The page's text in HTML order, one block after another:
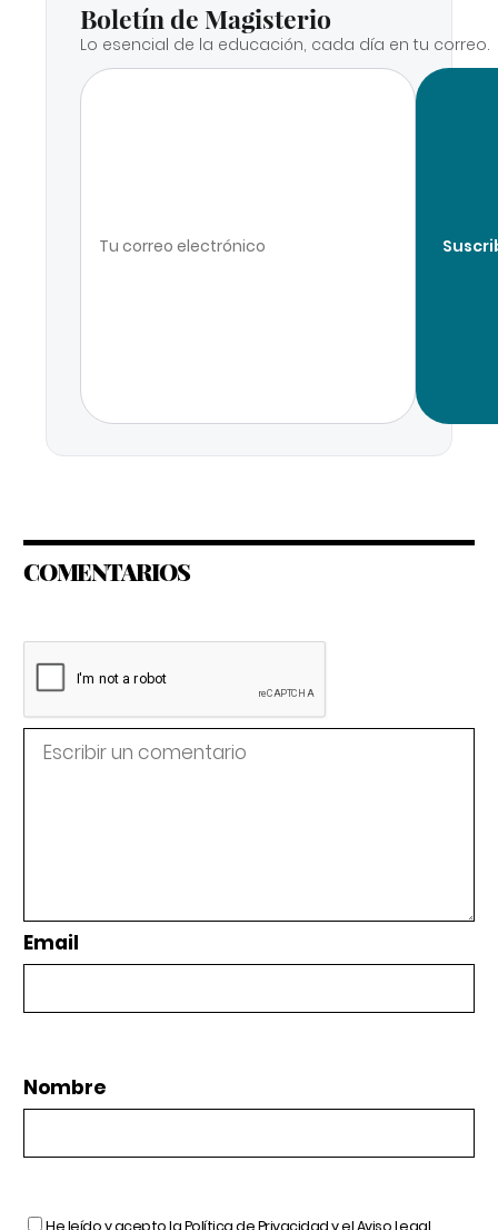
Boletín de Magisterio
Lo esencial de la educación, cada día en tu correo.
COMENTARIOS
Email
Nombre
He leído y acepto laPolítica de Privacidady elAviso Legal